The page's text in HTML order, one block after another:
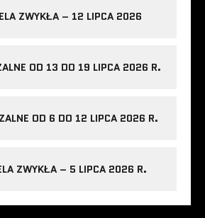
ZWYKŁA – 12 LIPCA 2026
OD 13 DO 19 LIPCA 2026 R.
OD 6 DO 12 LIPCA 2026 R.
ZWYKŁA – 5 LIPCA 2026 R.